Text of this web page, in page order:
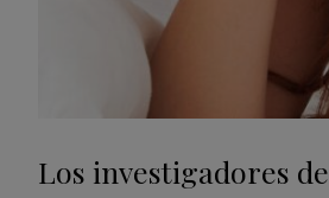
Los investigadores